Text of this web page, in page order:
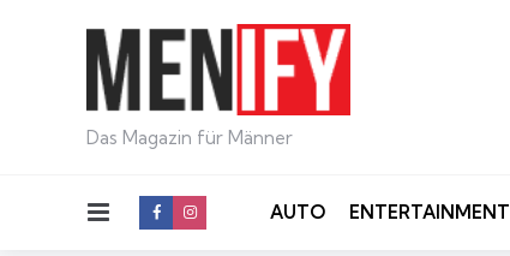
Das Magazin für Männer
Menu AUTO ENTERTAINMENT